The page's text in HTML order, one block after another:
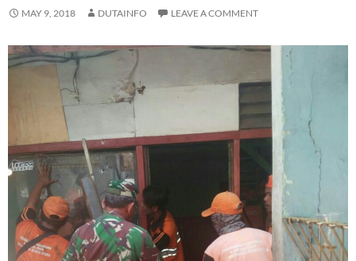
MAY 9, 2018 DUTAINFO LEAVE A COMMENT